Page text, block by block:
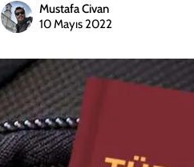
Mustafa Civan
10 Mayıs 2022